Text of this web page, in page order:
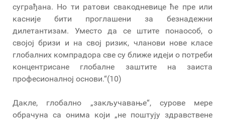
суграђана. Но ти ратови свакодневице ће пре или
касније бити проглашени за безнадежни
дилетантизам. Уместо да се штите понаособ, о
својој бризи и на свој ризик, чланови нове класе
глобалних компрадора све су ближе идеји о потреби
концентрисане глобалне заштите на заиста
професионалној основи.“(10)
Дакле, глобално „закључавање“, сурове мере
обрачуна са онима који „не поштују здравствене